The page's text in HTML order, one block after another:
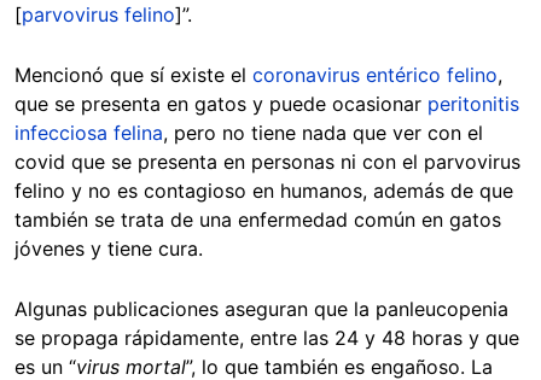
[parvovirus felino]”.
Mencionó que sí existe el coronavirus entérico felino,
que se presenta en gatos y puede ocasionar peritonitis
infecciosa felina, pero no tiene nada que ver con el
covid que se presenta en personas ni con el parvovirus
felino y no es contagioso en humanos, además de que
también se trata de una enfermedad común en gatos
jóvenes y tiene cura.
Algunas publicaciones aseguran que la panleucopenia
se propaga rápidamente, entre las 24 y 48 horas y que
es un “virus mortal”, lo que también es engañoso. La